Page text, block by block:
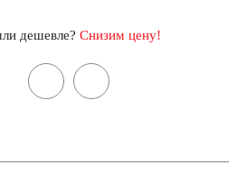
дешевле? Снизим цену!